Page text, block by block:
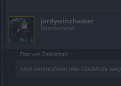
jordywinchester
Boardveteran
Zitat von ZetiAlpha6: ↑
Und nehmt ihnen den GodMode weg,